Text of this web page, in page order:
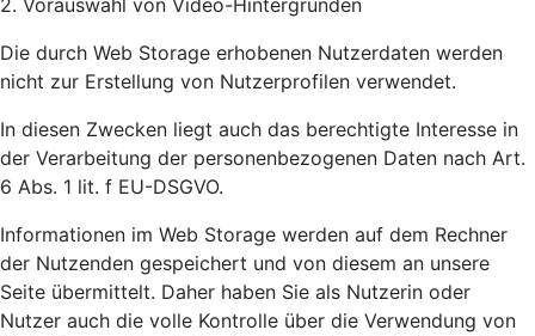
2. Vorauswahl von Video-Hintergründen
Die durch Web Storage erhobenen Nutzerdaten werden
nicht zur Erstellung von Nutzerprofilen verwendet.
In diesen Zwecken liegt auch das berechtigte Interesse in
der Verarbeitung der personenbezogenen Daten nach Art.
6 Abs. 1 lit. f EU-DSGVO.
Informationen im Web Storage werden auf dem Rechner
der Nutzenden gespeichert und von diesem an unsere
Seite übermittelt. Daher haben Sie als Nutzerin oder
Nutzer auch die volle Kontrolle über die Verwendung von